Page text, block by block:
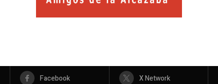
Facebook X Network